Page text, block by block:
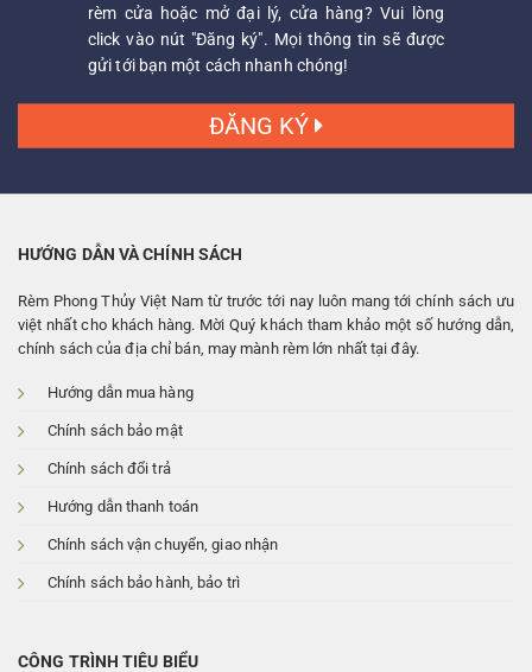
rèm cửa hoặc mở đại lý, cửa hàng? Vui lòng
click vào nút "Đăng ký". Mọi thông tin sẽ được
gửi tới bạn một cách nhanh chóng!
ĐĂNG KÝ
HƯỚNG DẪN VÀ CHÍNH SÁCH
Rèm Phong Thủy Việt Nam từ trước tới nay luôn mang tới chính sách ưu
việt nhất cho khách hàng. Mời Quý khách tham khảo một số hướng dẫn,
chính sách của địa chỉ bán, may mành rèm lớn nhất tại đây.
Hướng dẫn mua hàng
Chính sách bảo mật
Chính sách đổi trả
Hướng dẫn thanh toán
Chính sách vận chuyển, giao nhận
Chính sách bảo hành, bảo trì
CÔNG TRÌNH TIÊU BIỂU